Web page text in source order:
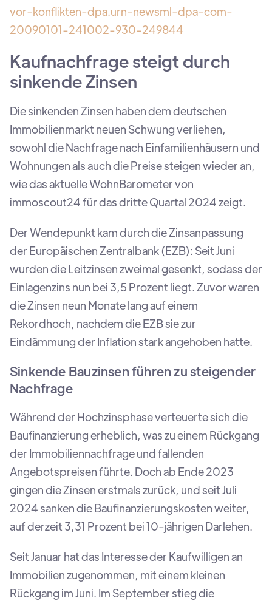
vor-konflikten-dpa.urn-newsml-dpa-com-
20090101-241002-930-249844
Kaufnachfrage steigt durch
sinkende Zinsen
Die sinkenden Zinsen haben dem deutschen
Immobilienmarkt neuen Schwung verliehen,
sowohl die Nachfrage nach Einfamilienhäusern und
Wohnungen als auch die Preise steigen wieder an,
wie das aktuelle WohnBarometer von
immoscout24 für das dritte Quartal 2024 zeigt.
Der Wendepunkt kam durch die Zinsanpassung
der Europäischen Zentralbank (EZB): Seit Juni
wurden die Leitzinsen zweimal gesenkt, sodass der
Einlagenzins nun bei 3,5 Prozent liegt. Zuvor waren
die Zinsen neun Monate lang auf einem
Rekordhoch, nachdem die EZB sie zur
Eindämmung der Inflation stark angehoben hatte.
Sinkende Bauzinsen führen zu steigender
Nachfrage
Während der Hochzinsphase verteuerte sich die
Baufinanzierung erheblich, was zu einem Rückgang
der Immobiliennachfrage und fallenden
Angebotspreisen führte. Doch ab Ende 2023
gingen die Zinsen erstmals zurück, und seit Juli
2024 sanken die Baufinanzierungskosten weiter,
auf derzeit 3,31 Prozent bei 10-jährigen Darlehen.
Seit Januar hat das Interesse der Kaufwilligen an
Immobilien zugenommen, mit einem kleinen
Rückgang im Juni. Im September stieg die